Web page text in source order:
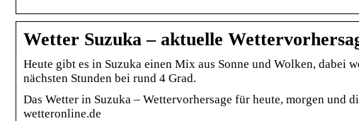
Wetter Suzuka – aktuelle
Heute gibt es in Suzuka einen Mix aus Sonne und Wolken, dabei
nächsten Stunden bei rund 4 Grad.
Das Wetter in Suzuka – Wettervorhersage für heute, morgen und
wetteronline.de